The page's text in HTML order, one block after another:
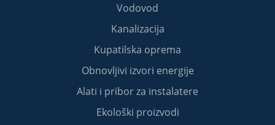
Vodovod
Kanalizacija
Kupatilska oprema
Obnovljivi izvori energije
Alati i pribor za instalatere
Ekološki proizvodi